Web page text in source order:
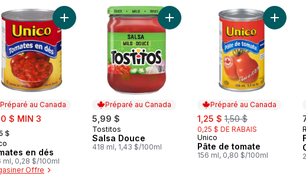
Préparé au Canada
$ MIN 3
$
au Canada
en dés
ml, 0,28 $/100ml
Offre
Ajouter Tomates en dés au panier
Préparé au Canada
5,99 $
Préparé au Canada
Tostitos
Salsa Douce
418 ml, 1,43 $/100ml
Ajouter Salsa Douce au panier
Préparé au Canada
sale:
1,25 $ , formerly:
1,50 $
0,25 $ DE RABAIS
Préparé au Canada
Unico
Pâte de tomate
156 ml, 0,80 $/100ml
Ajouter